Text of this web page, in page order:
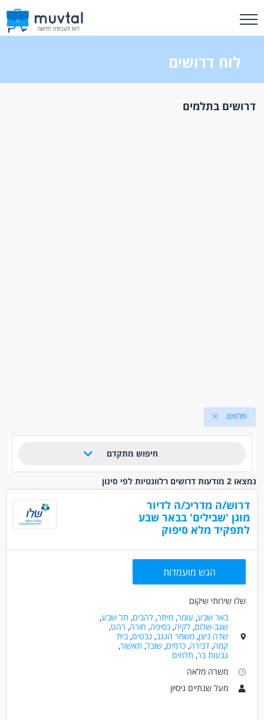
לוח דרושים
דרושים בתלמים
תלמים
חיפוש מתקדם
נמצאו 2 מודעות דרושים רלוונטיות לפי סינון
דרוש/ה מדריכ/ה לדיור
מוגן 'שבילים' בבאר שבע
לתפקיד מלא סיפוק
הגש מועמדות
שלו שירותי שיקום
באר שבע, עומר,מיתר,להבים, תל שבע,
שגב-שלום,לקיה,כסיפה, חורה, רהט,
שדה ניצן,משמר הנגב, נבטים,בית
קמה,דבירה,כרמים,שובל, תאשור,
גבעות בר, תלמים
משרה מלאה
מעל שנתיים ניסיון